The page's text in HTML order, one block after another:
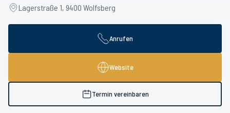
Lagerstraße 1, 9400 Wolfsberg
Anrufen
Website
Termin vereinbaren